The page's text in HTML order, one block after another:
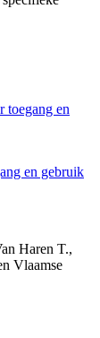
toegang en
en gebruik
Haren T.,
Vlaamse